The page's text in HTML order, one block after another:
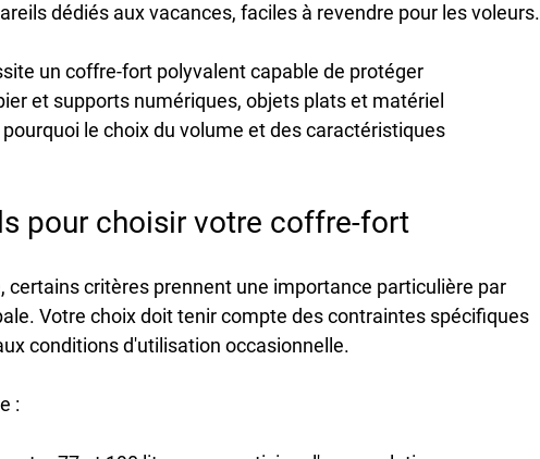
dédiés aux vacances, faciles à revendre pour les voleurs.
un coffre-fort polyvalent capable de protéger
et supports numériques, objets plats et matériel
le choix du volume et des caractéristiques
pour choisir votre coffre-fort
certains critères prennent une importance particulière par
Votre choix doit tenir compte des contraintes spécifiques
conditions d'utilisation occasionnelle.
: